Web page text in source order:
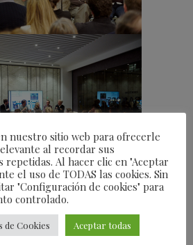
POMBO ,ARCHITECTURE
nuestro sitio web para ofrecerle
al recordar sus
repetidas. Al hacer clic en "Aceptar
el uso de TODAS las cookies. Sin
"Configuración de cookies" para
controlado.
de Cookies Aceptar todas